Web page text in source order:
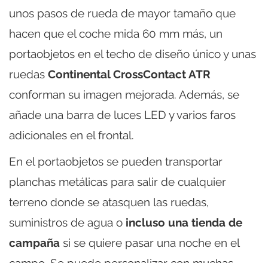
unos pasos de rueda de mayor tamaño que
hacen que el coche mida 60 mm más, un
portaobjetos en el techo de diseño único y unas
ruedas Continental CrossContact ATR
conforman su imagen mejorada. Además, se
añade una barra de luces LED y varios faros
adicionales en el frontal.
En el portaobjetos se pueden transportar
planchas metálicas para salir de cualquier
terreno donde se atasquen las ruedas,
suministros de agua o incluso una tienda de
campaña si se quiere pasar una noche en el